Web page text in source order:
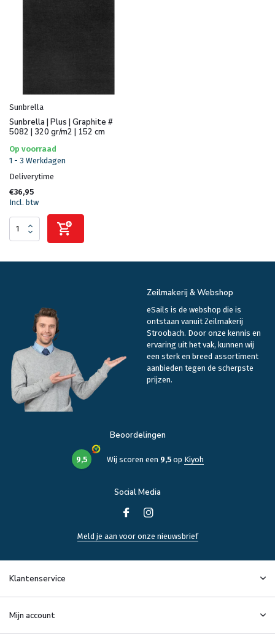
Sunbrella
Sunbrella | Plus | Graphite #
5082 | 320 gr/m2 | 152 cm
Op voorraad
1 - 3 Werkdagen
Deliverytime
€36,95
Incl. btw
Zeilmakerij & Webshop
eSails is de webshop die is
ontstaan vanuit Zeilmakerij
Stroobach. Door onze kennis en
ervaring uit het vak, kunnen wij
een sterk en breed assortiment
aanbieden tegen de scherpste
prijzen.
Beoordelingen
9,5 Wij scoren een 9,5op Kiyoh
Social Media
Meld je aan voor onze nieuwsbrief
Klantenservice
Mijn account